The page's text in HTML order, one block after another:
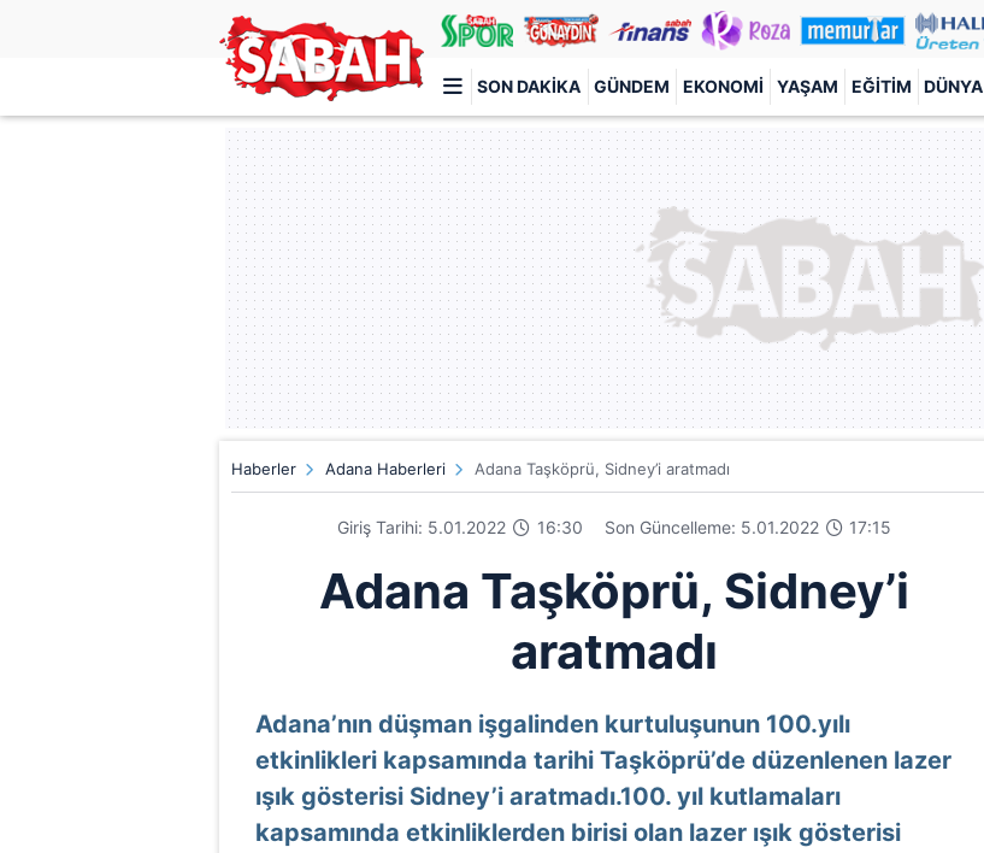
SON DAKIKA GÜNDEM EKONOMI YAŞAM EĞITIM DÜNYA
Türkiye'nin en iyi haber sitesi
Haberler Adana Haberleri Adana Taşköprü, Sidney’i aratmadı
Giriş Tarihi: 5.01.2022 16:30 Son Güncelleme: 5.01.2022 17:15
Adana Taşköprü, Sidney’i
aratmadı
Adana’nın düşman işgalinden kurtuluşunun 100.yılı
etkinlikleri kapsamında tarihi Taşköprü’de düzenlenen lazer
ışık gösterisi Sidney’i aratmadı.100. yıl kutlamaları
kapsamında etkinliklerden birisi olan lazer ışık gösterisi